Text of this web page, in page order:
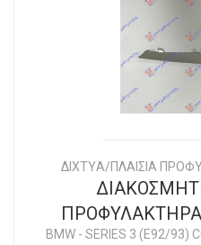
ΔΙΧΤYΑ/ΠΛΑΙΣΙΑ
BMW - SERIES 3 (E92/93)